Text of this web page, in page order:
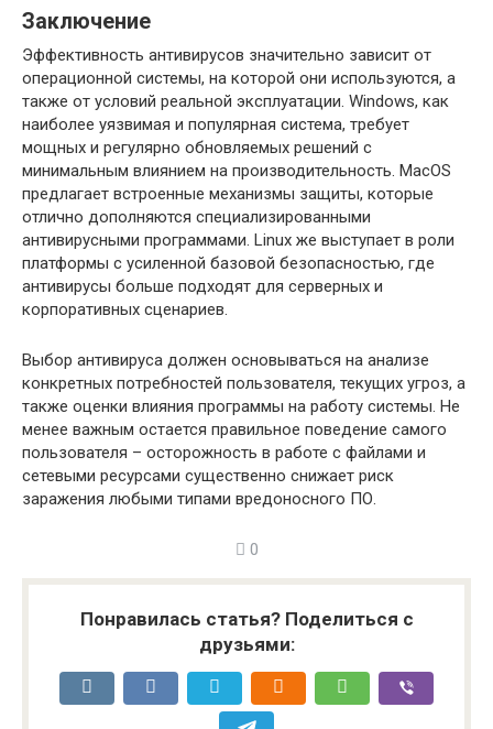
Заключение
Эффективность антивирусов значительно зависит от
операционной системы, на которой они используются, а
также от условий реальной эксплуатации. Windows, как
наиболее уязвимая и популярная система, требует
мощных и регулярно обновляемых решений с
минимальным влиянием на производительность. MacOS
предлагает встроенные механизмы защиты, которые
отлично дополняются специализированными
антивирусными программами. Linux же выступает в роли
платформы с усиленной базовой безопасностью, где
антивирусы больше подходят для серверных и
корпоративных сценариев.
Выбор антивируса должен основываться на анализе
конкретных потребностей пользователя, текущих угроз, а
также оценки влияния программы на работу системы. Не
менее важным остается правильное поведение самого
пользователя – осторожность в работе с файлами и
сетевыми ресурсами существенно снижает риск
заражения любыми типами вредоносного ПО.
0
Понравилась статья? Поделиться с
друзьями: